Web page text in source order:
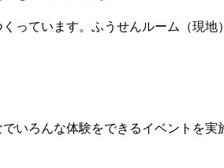
っています。ふうせんルーム（現
ろんな体験をできるイベントを